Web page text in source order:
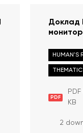
Доклад
Украины
период
2022 г.
PDF
KB
HUMAN'S
THEMATIC
2